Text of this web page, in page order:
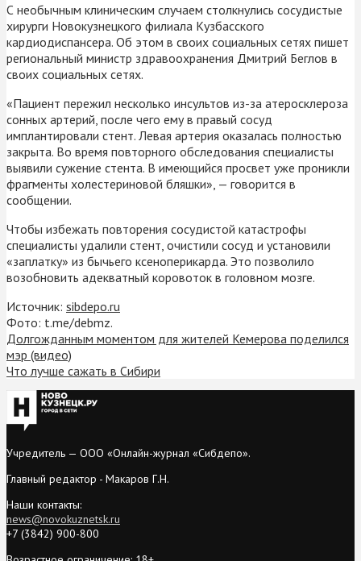
С необычным клиническим случаем столкнулись сосудистые
хирурги Новокузнецкого филиала Кузбасского
кардиодиспансера. Об этом в своих социальных сетях пишет
региональный министр здравоохранения Дмитрий Беглов в
своих социальных сетях.
«Пациент пережил несколько инсультов из-за атеросклероза
сонных артерий, после чего ему в правый сосуд
имплантировали стент. Левая артерия оказалась полностью
закрыта. Во время повторного обследования специалисты
выявили сужение стента. В имеющийся просвет уже проникли
фрагменты холестериновой бляшки», — говорится в
сообщении.
Чтобы избежать повторения сосудистой катастрофы
специалисты удалили стент, очистили сосуд и установили
«заплатку» из бычьего ксеноперикарда. Это позволило
возобновить адекватный коровоток в головном мозге.
Источник: sibdepo.ru
Фото: t.me/debmz.
Долгожданным моментом для жителей Кемерова поделился
мэр (видео)
Что лучше сажать в Сибири
Учредитель — ООО «Онлайн-журнал «Сибдепо».
Главный редактор - Макаров Г.Н.
Наши контакты:
news@novokuznetsk.ru
+7 (3842) 900-800